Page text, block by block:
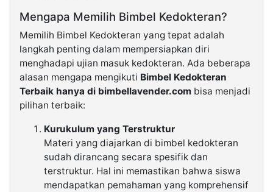
Mengapa Memilih Bimbel Kedokteran?
Memilih Bimbel Kedokteran yang tepat adalah
langkah penting dalam mempersiapkan diri
menghadapi ujian masuk kedokteran. Ada beberapa
alasan mengapa mengikuti Bimbel Kedokteran
Terbaik hanya di bimbellavender.com bisa menjadi
pilihan terbaik:
Kurukulum yang Terstruktur
Materi yang diajarkan di bimbel kedokteran
sudah dirancang secara spesifik dan
terstruktur. Hal ini memastikan bahwa siswa
mendapatkan pemahaman yang komprehensif